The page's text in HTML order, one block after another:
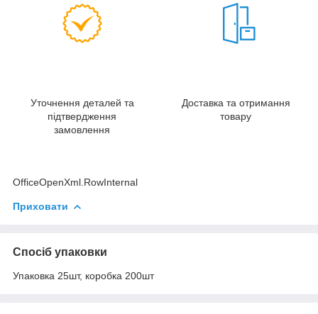
Уточнення деталей та
підтвердження
замовлення
Доставка та отримання
товару
OfficeOpenXml.RowInternal
Приховати
Спосіб упаковки
Упаковка 25шт, коробка 200шт